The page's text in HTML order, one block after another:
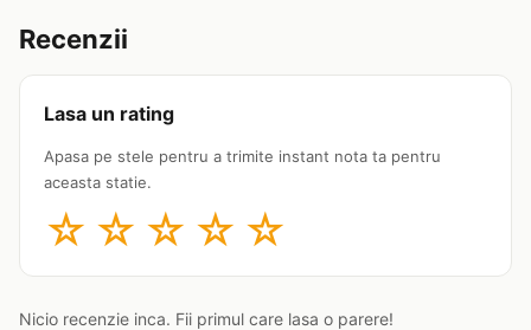
Recenzii
Lasa un rating
Apasa pe stele pentru a trimite instant nota ta pentru
aceasta statie.
☆ ☆ ☆ ☆ ☆
Nicio recenzie inca. Fii primul care lasa o parere!